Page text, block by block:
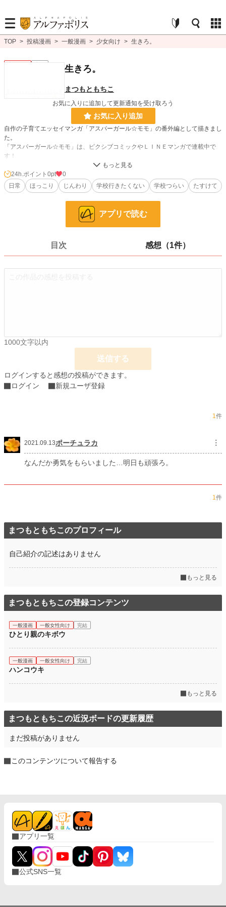
TOP > 投稿漫画 > 一般漫画 > 少女向け > 生きろ。
生きろ。
まつもともちこ
お気に入りに追加して更新通知を受け取ろう
お気に入り追加
自作の子育てエッセイマンガ「アスパーガール☆モモ」の番外編として描きまし
た。
「アスパーガール☆モモ」は、ピクシブコミックやＬＩＮＥマンガで連載中で
す！
このマンガを必要としているひとのところへ届きますように。
子どもの人権110番 0120-007-110
チャイルドライン 0120-99-7777
24時間子供SOSダイヤル 0120-0-78310
8,553 位 / 8,553 件
24h.ポイント 0 pt
週間ポイント 0 pt (8,553 位)
年間ポイント 21 pt (5,880 位)
累計ポイント 679 pt (7,416 位)
24h.ポイント 0pt
0
日常
ほっこり じんわり 学校行きたくない 学校つらい たすけて
アプリで読む
目次 感想（1件）
1000文字以内
送信する
ログインすると感想の投稿ができます。
ログイン
新規ユーザ登録
1件
2021.09.13ポーチュラカ ︙
なんだか勇気をもらいました…明日も頑張ろ。
1件
まつもともちこのプロフィール
自己紹介の記述はありません
もっと見る
まつもともちこの登録コンテンツ
一般漫画 一般女性向け 完結
ひとり親のキボウ
一般漫画 一般女性向け 完結
ハンコウキ
もっと見る
まつもともちこの近況ボードの更新履歴
まだ投稿がありません
このコンテンツについて報告する
アプリ一覧
公式SNS一覧